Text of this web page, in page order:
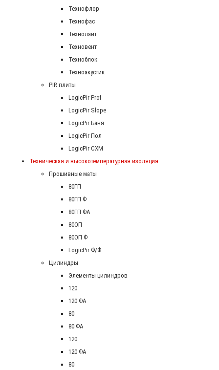
Технофлор
Технофас
Технолайт
Техновент
Техноблок
Техноакустик
PIR плиты
LogicPir Prof
LogicPir Slope
LogicPir Баня
LogicPir Пол
LogicPir СХМ
Техническая и высокотемпературная изоляция
Прошивные маты
80ГП
80ГП Ф
80ГП ФА
80ОП
80ОП Ф
LogicPir Ф/Ф
Цилиндры
Элементы цилиндров
120
120 ФА
80
80 ФА
120
120 ФА
80